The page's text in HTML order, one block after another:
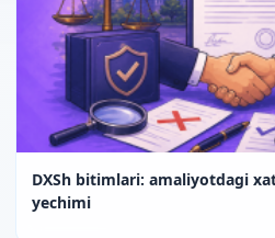
DXSh bitimlari: amaliyotdagi
yechimi